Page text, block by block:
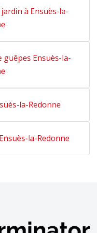
à Ensuès-la-
guêpes Ensuès-la-
la-Redonne
la-Redonne